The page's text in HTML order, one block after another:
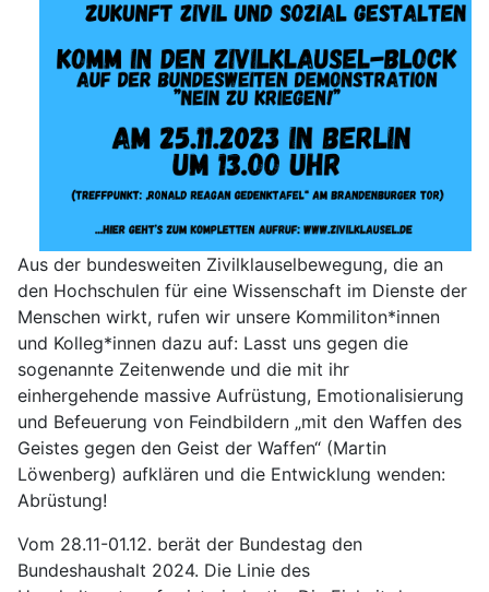
Aus der bundesweiten Zivilklauselbewegung, die an
den Hochschulen für eine Wissenschaft im Dienste der
Menschen wirkt, rufen wir unsere Kommiliton*innen
und Kolleg*innen dazu auf: Lasst uns gegen die
sogenannte Zeitenwende und die mit ihr
einhergehende massive Aufrüstung, Emotionalisierung
und Befeuerung von Feindbildern „mit den Waffen des
Geistes gegen den Geist der Waffen“ (Martin
Löwenberg) aufklären und die Entwicklung wenden:
Abrüstung!
Vom 28.11-01.12. berät der Bundestag den
Bundeshaushalt 2024. Die Linie des